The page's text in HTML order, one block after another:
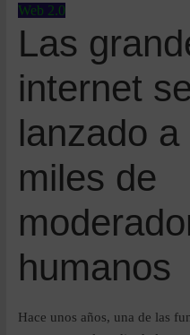
Web 2.0
Las
internet
lanzado
miles de
humanos
Hace unos años, una de las